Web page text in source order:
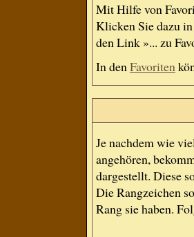
Mit Hilfe von
Klicken Sie dazu
den Link »... zu
In denFavoriten
Je nachdem wie
angehören,
dargestellt. Diese
Die Rangzeichen
Rang sie haben.